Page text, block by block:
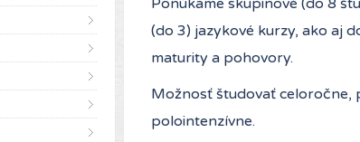
(do 3) jazykové kurzy, ako aj
maturity a pohovory.
Možnosť študovať
polointenzívne.